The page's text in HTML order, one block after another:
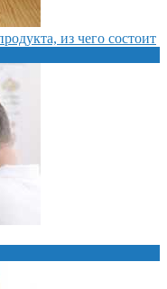
из чего состоит